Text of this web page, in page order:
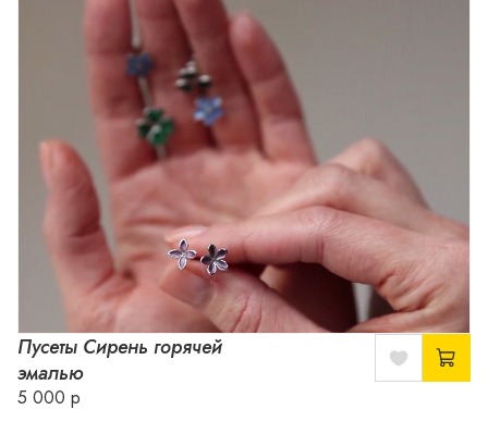
Пусеты Сирень горячей
эмалью
5 000 р